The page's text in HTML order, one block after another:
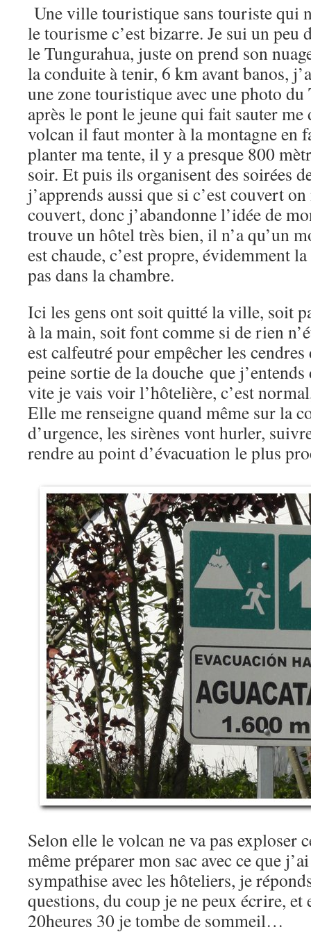
Une ville touristique sans touriste qui
le tourisme c’est bizarre. Je sui un peu
le Tungurahua, juste on prend son
la conduite à tenir, 6 km avant banos,
une zone touristique avec une photo
après le pont le jeune qui fait sauter
volcan il faut monter à la montagne en
planter ma tente, il y a presque 800
soir. Et puis ils organisent des soirées
j’apprends aussi que si c’est couvert
couvert, donc j’abandonne l’idée de
trouve un hôtel très bien, il n’a qu’un
est chaude, c’est propre, évidemment
pas dans la chambre.
Ici les gens ont soit quitté la ville, soit
à la main, soit font comme si de rien
est calfeutré pour empêcher les cendres
peine sortie de la douche que
vite je vais voir l’hôtelière, c’est
Elle me renseigne quand même sur la
d’urgence, les sirènes vont hurler,
rendre au point d’évacuation le plus
Selon elle le volcan ne va pas exploser
même préparer mon sac avec ce que
sympathise avec les hôteliers, je
questions, du coup je ne peux écrire, et
20heures 30 je tombe de sommeil…